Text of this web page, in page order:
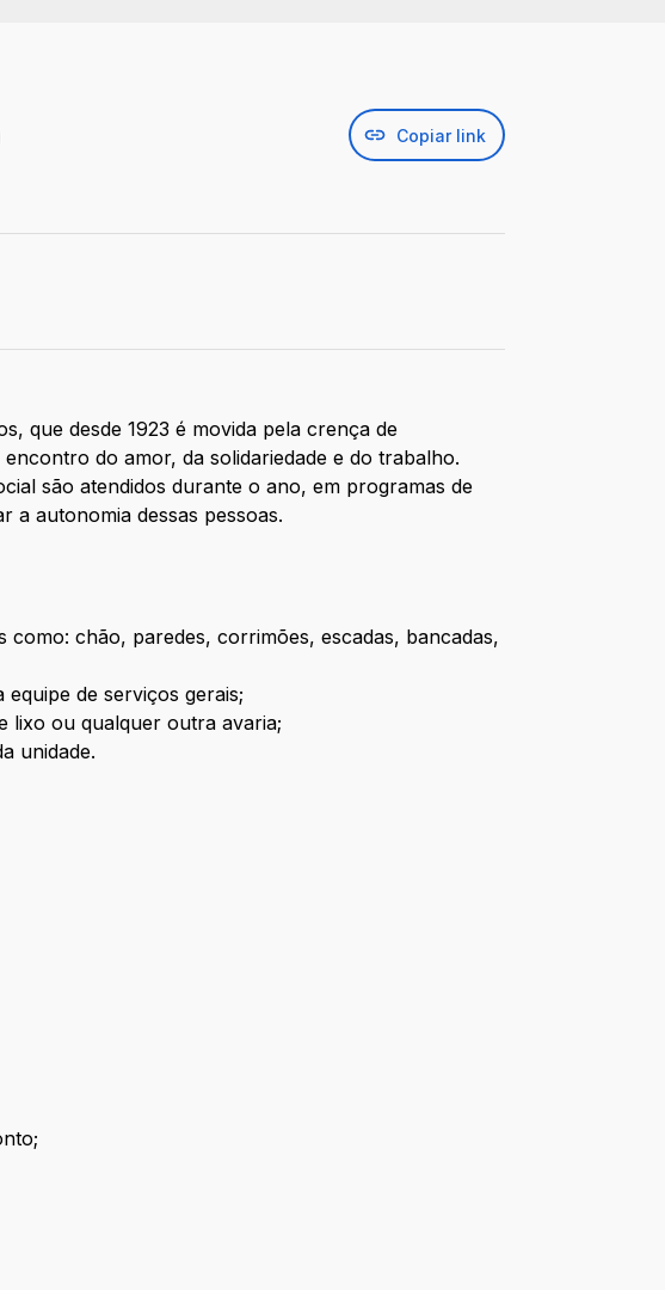
Copiar link
que desde 1923 é movida pela crença de
do amor, da solidariedade e do trabalho.
são atendidos durante o ano, em programas de
a autonomia dessas pessoas.
como: chão, paredes, corrimões, escadas, bancadas,
de serviços gerais;
lixo ou qualquer outra avaria;
unidade.